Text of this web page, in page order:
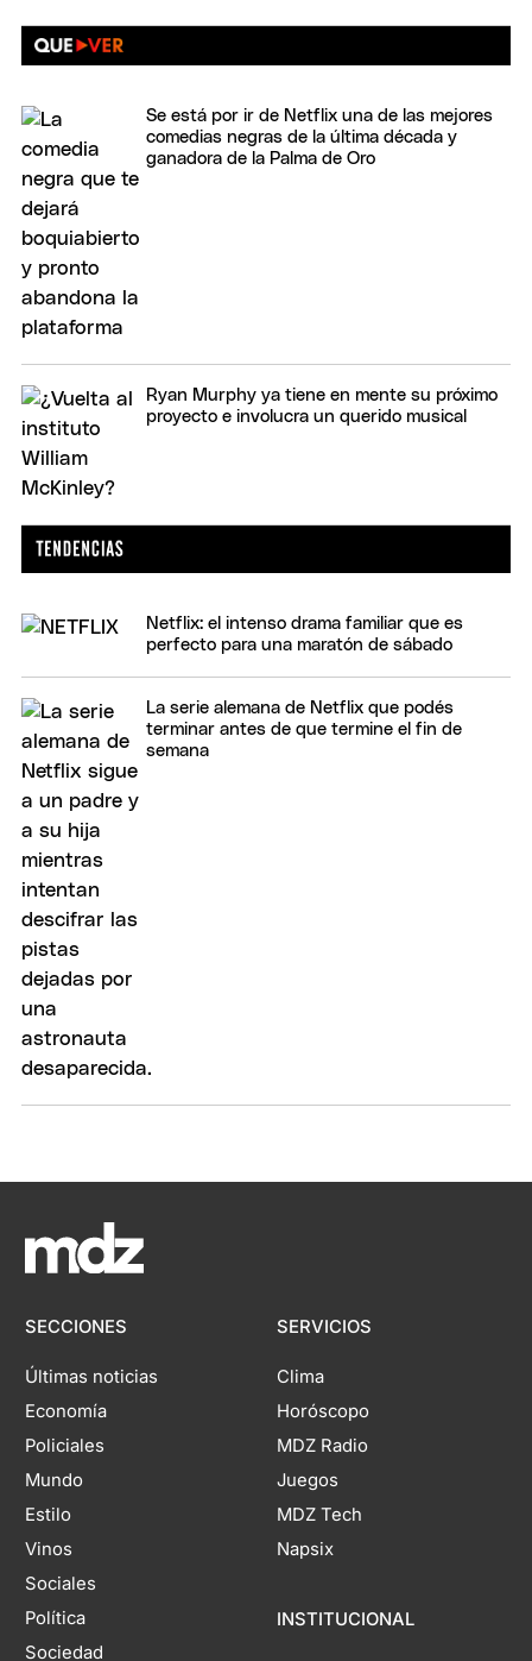
Se está por ir de Netflix una de las mejores
comedias negras de la última década y
ganadora de la Palma de Oro
Ryan Murphy ya tiene en mente su próximo
proyecto e involucra un querido musical
Netflix: el intenso drama familiar que es
perfecto para una maratón de sábado
La serie alemana de Netflix que podés
terminar antes de que termine el fin de
semana
SECCIONES
Últimas noticias
Economía
Policiales
Mundo
Estilo
Vinos
Sociales
Política
Sociedad
SERVICIOS
Clima
Horóscopo
MDZ Radio
Juegos
MDZ Tech
Napsix
INSTITUCIONAL